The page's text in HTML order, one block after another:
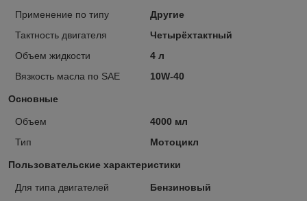
Применение по типу
Другие
Тактность двигателя
Четырёхтактный
Объем жидкости
4 л
Вязкость масла по SAE
10W-40
Основные
Объем
4000 мл
Тип
Мотоцикл
Пользовательские характеристики
Для типа двигателей
Бензиновый